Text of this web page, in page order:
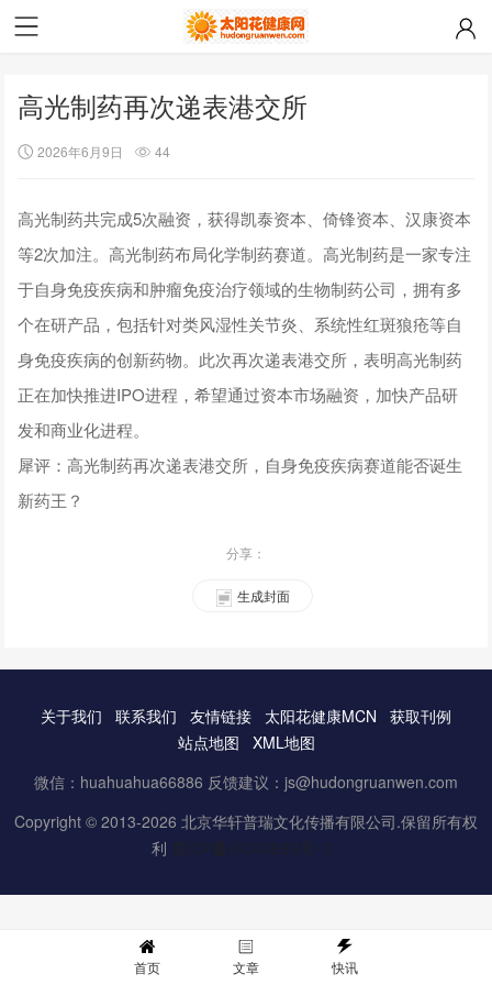
高光制药再次递表港交所
2026年6月9日 44
高光制药共完成5次融资，获得凯泰资本、倚锋资本、汉康资本
等2次加注。高光制药布局化学制药赛道。高光制药是一家专注
于自身免疫疾病和肿瘤免疫治疗领域的生物制药公司，拥有多
个在研产品，包括针对类风湿性关节炎、系统性红斑狼疮等自
身免疫疾病的创新药物。此次再次递表港交所，表明高光制药
正在加快推进IPO进程，希望通过资本市场融资，加快产品研
发和商业化进程。
犀评：高光制药再次递表港交所，自身免疫疾病赛道能否诞生
新药王？
分享：
生成封面
关于我们 联系我们 友情链接 太阳花健康MCN
获取刊例
站点地图
XML地图
微信：huahuahua66886 反馈建议：js@hudongruanwen.com
Copyright © 2013-2026 北京华轩普瑞文化传播有限公司.保留所有权
利 京ICP备16061888号-3
首页 文章 快讯